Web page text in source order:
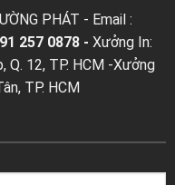
PHÁT - Email :
257 0878 - Xưởng In:
Q. 12, TP. HCM -Xưởng
TP. HCM